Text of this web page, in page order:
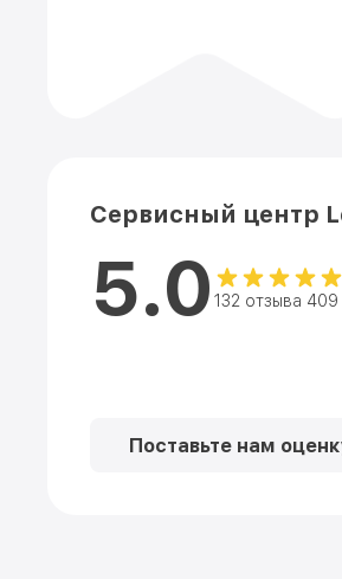
Сервисный центр
5.0 132 отзыва
Поставьте нам